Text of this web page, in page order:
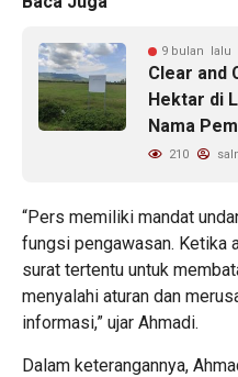
9 bulan lalu
Clear and
Hektar di
Nama
210
“Pers memiliki mandat
fungsi pengawasan. Ketika
surat tertentu untuk
menyalahi aturan dan
informasi,” ujar Ahmadi.
Dalam keterangannya,